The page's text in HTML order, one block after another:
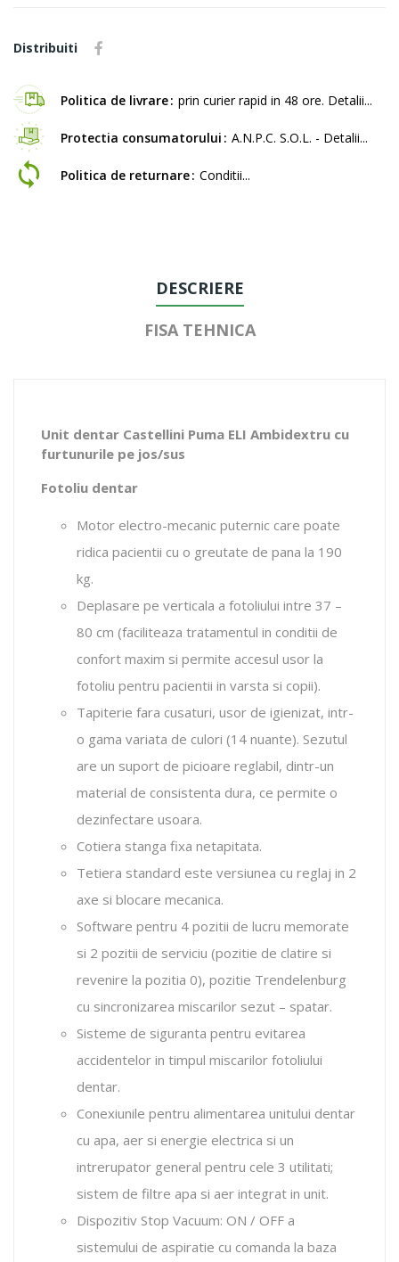
Distribuiti
Politica de livrare prin curier rapid in 48 ore. Detalii...
Protectia consumatorului A.N.P.C. S.O.L. - Detalii...
Politica de returnare Conditii...
DESCRIERE
FISA TEHNICA
Unit dentar Castellini Puma ELI Ambidextru cu
furtunurile pe jos/sus
Fotoliu dentar
Motor electro-mecanic puternic care poate
ridica pacientii cu o greutate de pana la 190
kg.
Deplasare pe verticala a fotoliului intre 37 –
80 cm (faciliteaza tratamentul in conditii de
confort maxim si permite accesul usor la
fotoliu pentru pacientii in varsta si copii).
Tapiterie fara cusaturi, usor de igienizat, intr-
o gama variata de culori (14 nuante). Sezutul
are un suport de picioare reglabil, dintr-un
material de consistenta dura, ce permite o
dezinfectare usoara.
Cotiera stanga fixa netapitata.
Tetiera standard este versiunea cu reglaj in 2
axe si blocare mecanica.
Software pentru 4 pozitii de lucru memorate
si 2 pozitii de serviciu (pozitie de clatire si
revenire la pozitia 0), pozitie Trendelenburg
cu sincronizarea miscarilor sezut – spatar.
Sisteme de siguranta pentru evitarea
accidentelor in timpul miscarilor fotoliului
dentar.
Conexiunile pentru alimentarea unitului dentar
cu apa, aer si energie electrica si un
intrerupator general pentru cele 3 utilitati;
sistem de filtre apa si aer integrat in unit.
Dispozitiv Stop Vacuum: ON / OFF a
sistemului de aspiratie cu comanda la baza